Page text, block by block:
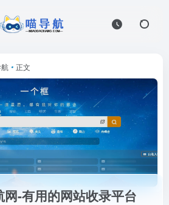
• 正文
网-有用的网站收录平台